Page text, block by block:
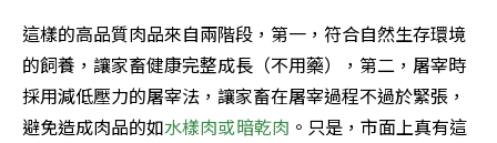
這樣的高品質肉品來自兩階段，第一，符合自然生存環境
的飼養，讓家畜健康完整成長（不用藥），第二，屠宰時
採用減低壓力的屠宰法，讓家畜在屠宰過程不過於緊張，
避免造成肉品的如水樣肉或暗乾肉 。只是，市面上真有這